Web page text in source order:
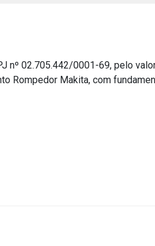
nº 02.705.442/0001-69, pelo
Rompedor Makita, com